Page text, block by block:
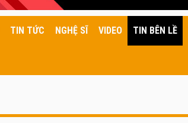
TIN TỨC NGHỆ SĨ VIDEO TIN BÊN LỀ